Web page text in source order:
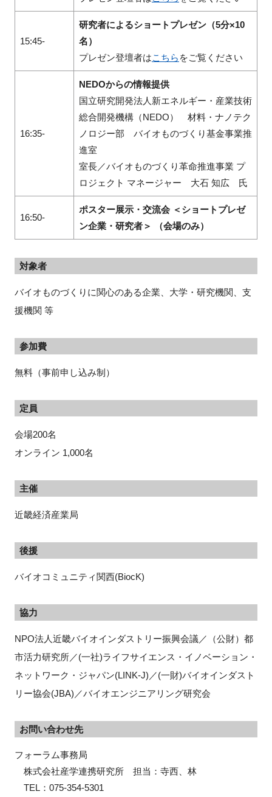
15:45-
研究者によるショートプレゼン（5分×10
名）
プレゼン登壇者はこちら をご覧ください
16:35-
NEDOからの情報提供
国立研究開発法人新エネルギー・産業技術
総合開発機構（NEDO） 材料・ナノテク
ノロジー部 バイオものづくり基金事業推
進室
室長／バイオものづくり革命推進事業 プ
ロジェクト マネージャー 大石 知広 氏
16:50-
ポスター展示・交流会 ＜ショートプレゼ
ン企業・研究者＞ （会場のみ）
対象者
バイオものづくりに関心のある企業、大学・研究機関、支
援機関 等
参加費
無料（事前申し込み制）
定員
会場200名
オンライン 1,000名
主催
近畿経済産業局
後援
バイオコミュニティ関西(BiocK)
協力
NPO法人近畿バイオインダストリー振興会議／（公財）都
市活力研究所／(一社)ライフサイエンス・イノベーション・
ネットワーク・ジャパン(LINK-J)／(一財)バイオインダスト
リー協会(JBA)／バイオエンジニアリング研究会
お問い合わせ先
フォーラム事務局
株式会社産学連携研究所　担当：寺西、林
TEL：075-354-5301